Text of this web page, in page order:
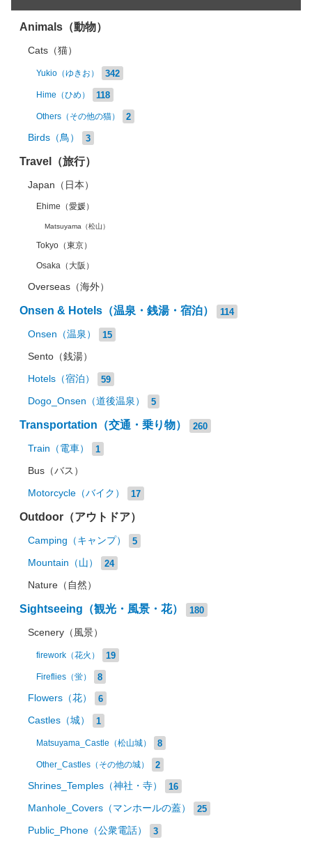
Animals（動物）
Cats（猫）
Yukio（ゆきお） 342
Hime（ひめ） 118
Others（その他の猫） 2
Birds（鳥） 3
Travel（旅行）
Japan（日本）
Ehime（愛媛）
Matsuyama（松山）
Tokyo（東京）
Osaka（大阪）
Overseas（海外）
Onsen & Hotels（温泉・銭湯・宿泊） 114
Onsen（温泉） 15
Sento（銭湯）
Hotels（宿泊） 59
Dogo_Onsen（道後温泉） 5
Transportation（交通・乗り物） 260
Train（電車） 1
Bus（バス）
Motorcycle（バイク） 17
Outdoor（アウトドア）
Camping（キャンプ） 5
Mountain（山） 24
Nature（自然）
Sightseeing（観光・風景・花） 180
Scenery（風景）
firework（花火） 19
Fireflies（蛍） 8
Flowers（花） 6
Castles（城） 1
Matsuyama_Castle（松山城） 8
Other_Castles（その他の城） 2
Shrines_Temples（神社・寺） 16
Manhole_Covers（マンホールの蓋） 25
Public_Phone（公衆電話） 3